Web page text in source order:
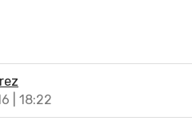
| 18:22